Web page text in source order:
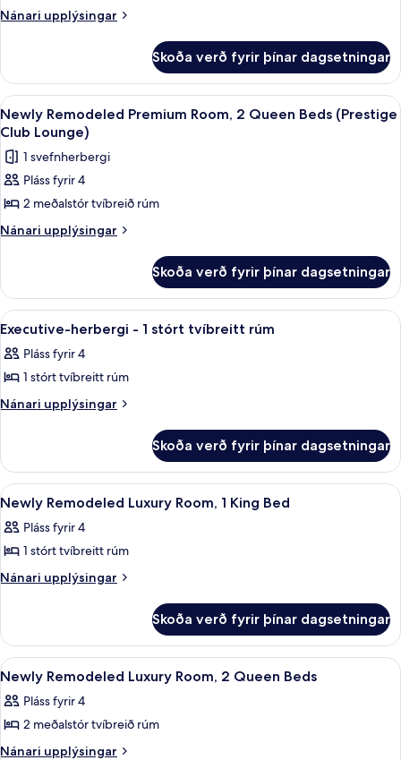
Club
-
tvíbreið
rúm
(Newly
Remodeled,
Prestige
Club
Lounge)
Nánari upplýsingar
Nánari
-
meðalstór
tvíbreið
(Newly
Remodeled,
Club
Lounge)
Skoða verð fyrir þínar dagsetningar
Skoða
allar
myndir
fyrir
Newly
Remodeled
Premium
Queen
Beds
(Prestige
Club
Lounge)
8
Newly Remodeled Premium Room, 2 Queen Beds (Prestige
Club Lounge)
1 svefnherbergi
Pláss fyrir 4
2 meðalstór tvíbreið rúm
Nánari upplýsingar
Nánari
Remodeled
Premium
Room,
Queen
Beds
Club
Skoða verð fyrir þínar dagsetningar
Skoða
allar
myndir
fyrir
Executive-
1
stórt
tvíbreitt
rúm
Executive-herbergi - 1 stórt
6
Executive-herbergi - 1 stórt tvíbreitt rúm
Pláss fyrir 4
1 stórt tvíbreitt rúm
Nánari upplýsingar
Nánari
herbergi
1
tvíbreitt
rúm
Skoða verð fyrir þínar dagsetningar
Skoða
allar
myndir
fyrir
Newly
Room,
King
Bed
Rúmföt úr egypskri bómull, rúmföt
5
Newly Remodeled Luxury Room, 1 King Bed
Pláss fyrir 4
1 stórt tvíbreitt rúm
Nánari upplýsingar
Nánari
Remodeled
Luxury
Room,
King
Bed
Skoða verð fyrir þínar dagsetningar
Skoða
allar
myndir
fyrir
Newly
Rúmföt úr egypskri bómull, rúmföt
6
Newly Remodeled Luxury Room, 2 Queen Beds
Pláss fyrir 4
2 meðalstór tvíbreið rúm
Nánari upplýsingar
Nánari